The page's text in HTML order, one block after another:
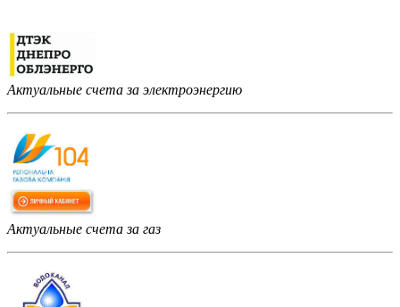
Актуальные счета за электроэнергию
Актуальные счета за газ